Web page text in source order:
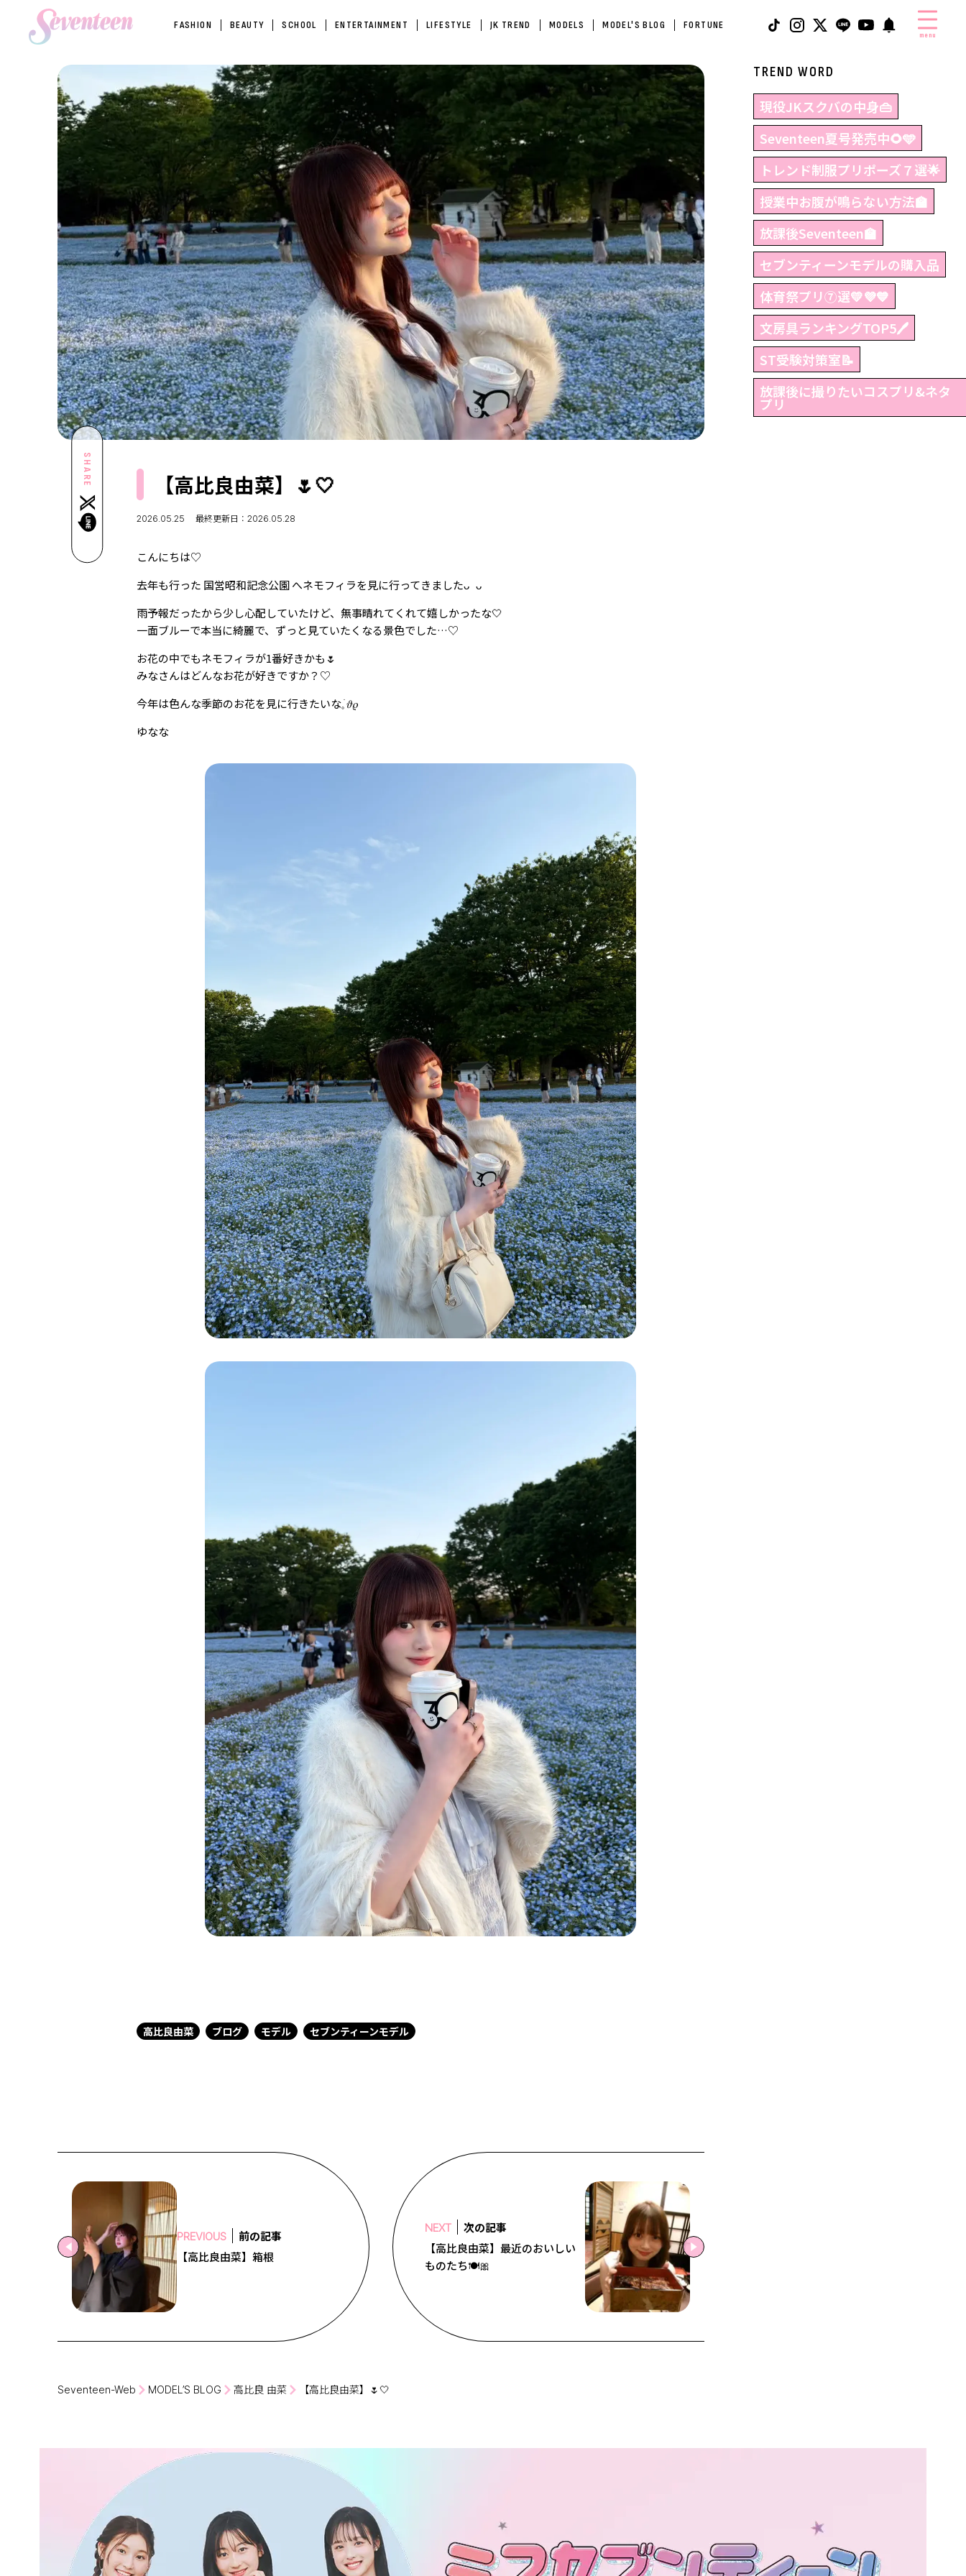
FASHION BEAUTY SCHOOL ENTERTAINMENT LIFESTYLE JK TREND MODELS MODEL'S BLOG FORTUNE
menu
SHARE 【高比良由菜】🌷🤍
2026.05.25 最終更新日：2026.05.28
こんにちは♡
去年も行った 国営昭和記念公園 へネモフィラを見に行ってきましたᴗ ᴗ
雨予報だったから少し心配していたけど、無事晴れてくれて嬉しかったな🤍
一面ブルーで本当に綺麗で、ずっと見ていたくなる景色でした…♡
お花の中でもネモフィラが1番好きかも🌷
みなさんはどんなお花が好きですか？♡
今年は色んな季節のお花を見に行きたいな𓈒ㅤׂ 𝜗𝜚
ゆなな
高比良由菜 ブログ モデル セブンティーンモデル
PREVIOUS
前の記事
【高比良由菜】箱根
NEXT
次の記事
【高比良由菜】最近のおいしい
ものたち🍽🎀
TREND WORD
現役JKスクバの中身👜
Seventeen夏号発売中🌻🩵
トレンド制服プリポーズ７選🌟
授業中お腹が鳴らない方法🏫
放課後Seventeen🏫
セブンティーンモデルの購入品
体育祭プリ⑦選💛💜💙
文房具ランキングTOP5🖊
ST受験対策室📝
放課後に撮りたいコスプリ&ネタ
プリ
Seventeen-Web MODEL’S BLOG 高比良 由菜 【高比良由菜】🌷🤍